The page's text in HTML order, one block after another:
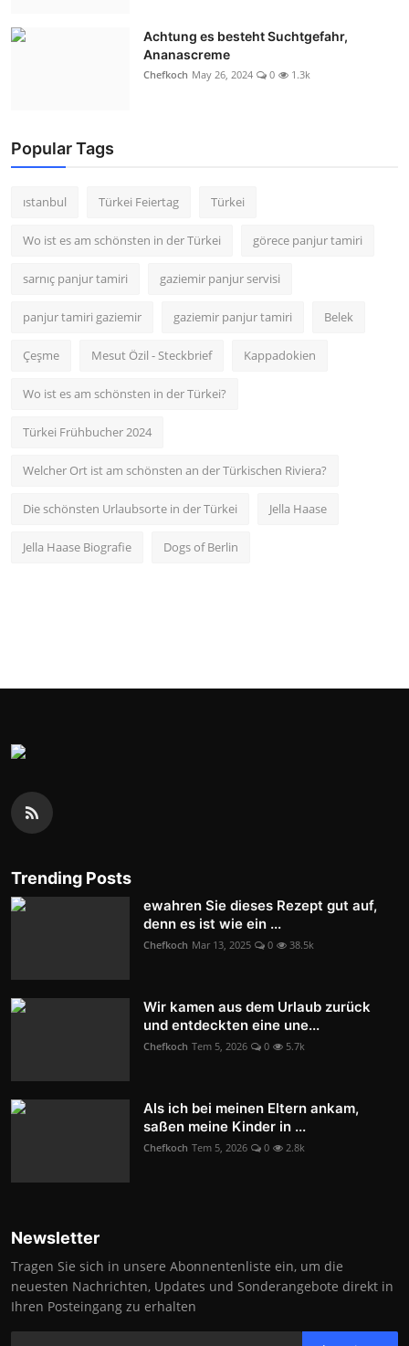
Achtung es besteht Suchtgefahr,
Ananascreme
Chefkoch May 26, 2024 0 1.3k
Popular Tags
ıstanbul Türkei Feiertag Türkei
Wo ist es am schönsten in der Türkei görece panjur tamiri
sarnıç panjur tamiri gaziemir panjur servisi
panjur tamiri gaziemir gaziemir panjur tamiri Belek
Çeşme Mesut Özil - Steckbrief Kappadokien
Wo ist es am schönsten in der Türkei?
Türkei Frühbucher 2024
Welcher Ort ist am schönsten an der Türkischen Riviera?
Die schönsten Urlaubsorte in der Türkei Jella Haase
Jella Haase Biografie Dogs of Berlin
Trending Posts
ewahren Sie dieses Rezept gut auf,
denn es ist wie ein ...
Chefkoch Mar 13, 2025 0 38.5k
Wir kamen aus dem Urlaub zurück
und entdeckten eine une...
Chefkoch Tem 5, 2026 0 5.7k
Als ich bei meinen Eltern ankam,
saßen meine Kinder in ...
Chefkoch Tem 5, 2026 0 2.8k
Newsletter
Tragen Sie sich in unsere Abonnentenliste ein, um die
neuesten Nachrichten, Updates und Sonderangebote direkt in
Ihren Posteingang zu erhalten